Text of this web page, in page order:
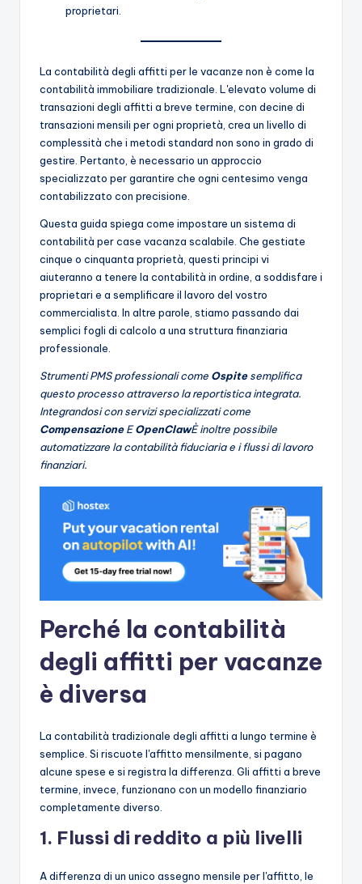
proprietari.
La contabilità degli affitti per le vacanze non è come la
contabilità immobiliare tradizionale. L'elevato volume di
transazioni degli affitti a breve termine, con decine di
transazioni mensili per ogni proprietà, crea un livello di
complessità che i metodi standard non sono in grado di
gestire. Pertanto, è necessario un approccio
specializzato per garantire che ogni centesimo venga
contabilizzato con precisione.
Questa guida spiega come impostare un sistema di
contabilità per case vacanza scalabile. Che gestiate
cinque o cinquanta proprietà, questi principi vi
aiuteranno a tenere la contabilità in ordine, a soddisfare i
proprietari e a semplificare il lavoro del vostro
commercialista. In altre parole, stiamo passando dai
semplici fogli di calcolo a una struttura finanziaria
professionale.
Strumenti PMS professionali come Ospitesemplifica
questo processo attraverso la reportistica integrata.
Integrandosi con servizi specializzati come
CompensazioneEOpenClawÈ inoltre possibile
automatizzare la contabilità fiduciaria e i flussi di lavoro
finanziari.
Perché la contabilità
degli affitti per vacanze
è diversa
La contabilità tradizionale degli affitti a lungo termine è
semplice. Si riscuote l'affitto mensilmente, si pagano
alcune spese e si registra la differenza. Gli affitti a breve
termine, invece, funzionano con un modello finanziario
completamente diverso.
1. Flussi di reddito a più livelli
A differenza di un unico assegno mensile per l'affitto, le